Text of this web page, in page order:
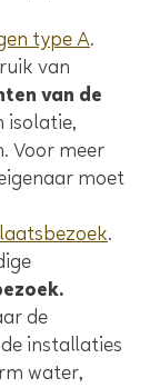
type A.
van
van de
isolatie,
Voor meer
moet
.
de
installaties
water,